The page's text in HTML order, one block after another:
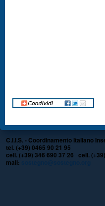
C.I.I.S. - Coordinamento Italiano
tel. (+39) 0465 90 21 95
cell. (+39) 346 690 37 26 cell.
mail: